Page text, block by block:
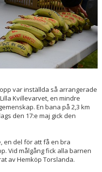
var inställda så arrangerade
Kvillevarvet, en mindre
En bana på 2,3 km
den 17:e maj gick den
en del för att få en bra
Vid målgång fick alla barnen
av Hemköp Torslanda.